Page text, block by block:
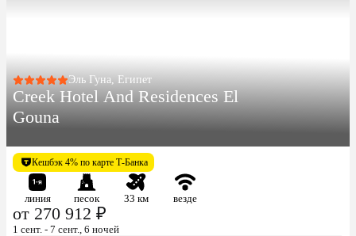
Эль Гуна, Египет
Creek Hotel And Residences El
Gouna
Кешбэк 4% по карте Т-Банка
линия песок 33 км везде
от 270 912 ₽
1 сент. - 7 сент., 6 ночей